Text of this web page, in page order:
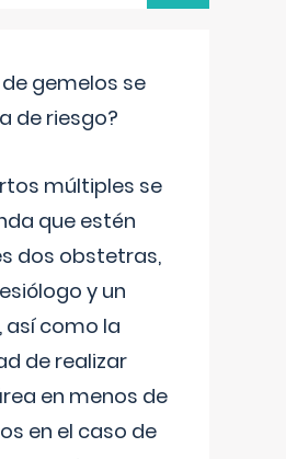
gemelos se
de riesgo?
múltiples se
que estén
dos obstetras,
y un
así como la
de realizar
en menos de
en el caso de